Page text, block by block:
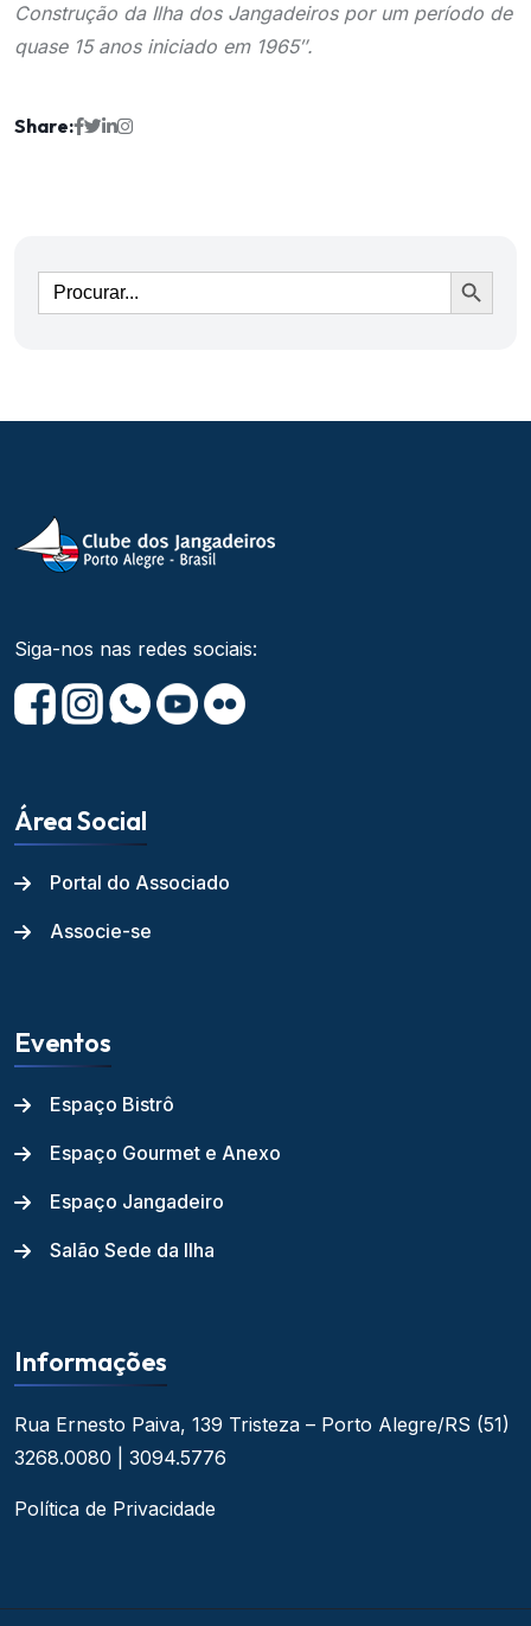
Construção da Ilha dos Jangadeiros por um período de
quase 15 anos iniciado em 1965″.
Share:
Ir
Siga-nos nas redes sociais:
Área Social
Portal do Associado
Associe-se
Eventos
Espaço Bistrô
Espaço Gourmet e Anexo
Espaço Jangadeiro
Salão Sede da Ilha
Informações
Rua Ernesto Paiva, 139 Tristeza – Porto Alegre/RS (51)
3268.0080 | 3094.5776
Política de Privacidade